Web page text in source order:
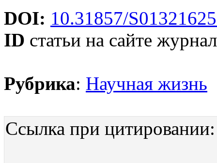
DOI: 10.31857/
ID статьи на сайте
Рубрика: Научная жизнь
Ссылка при цитировании: